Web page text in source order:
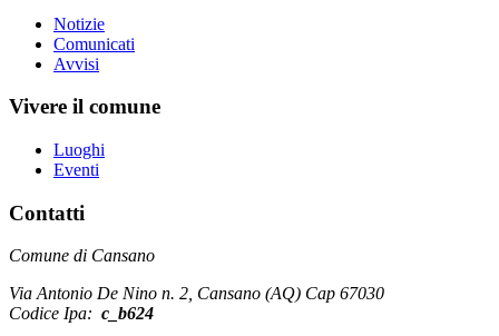
Notizie
Comunicati
Avvisi
Vivere il comune
Luoghi
Eventi
Contatti
Comune di Cansano
Via Antonio De Nino n. 2, Cansano (AQ) Cap 67030
Codice Ipa: c_b624